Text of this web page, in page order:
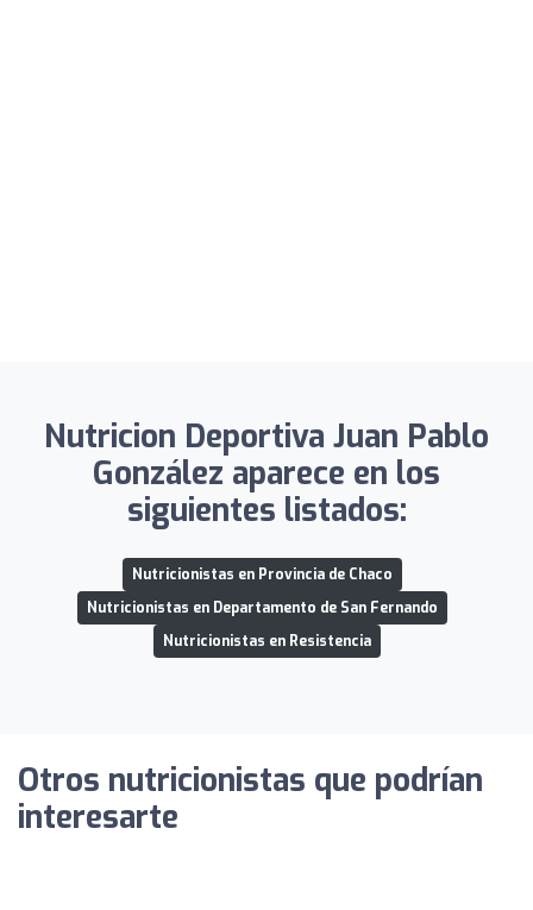
Nutricion Deportiva Juan Pablo
González aparece en los
siguientes listados:
Nutricionistas en Provincia de Chaco
Nutricionistas en Departamento de San Fernando
Nutricionistas en Resistencia
Otros nutricionistas que podrían
interesarte